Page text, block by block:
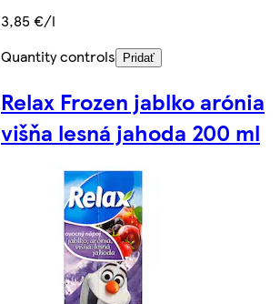
3,85 €/l
Quantity controls
Pridať
Relax Frozen jablko arónia
višňa lesná jahoda 200 ml